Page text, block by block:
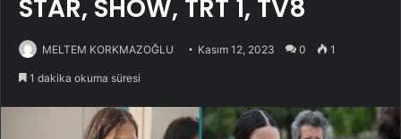
STAR, SHOW, TRT 1, TV8
MELTEM KORKMAZOĞLU Kasım 12, 2023 0 1
1 dakika okuma süresi